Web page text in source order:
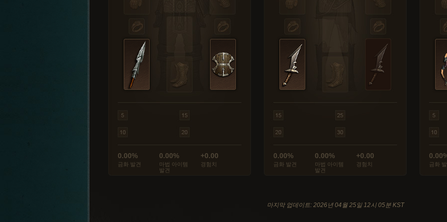
0.00%
금화 발견
0.00%
마법 아이템
발견
+0.00
경험치
0.00%
금화 발견
0.00%
마법 아이템
발견
+0.00
경험치 금화
마지막 업데이트: 2026년 04월 25일 12시 05분 KST